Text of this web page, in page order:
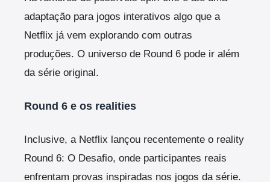
adaptação para jogos interativos algo que a
Netflix já vem explorando com outras
produções. O universo de Round 6 pode ir além
da série original.
Round 6 e os realities
Inclusive, a Netflix lançou recentemente o reality
Round 6: O Desafio, onde participantes reais
enfrentam provas inspiradas nos jogos da série.